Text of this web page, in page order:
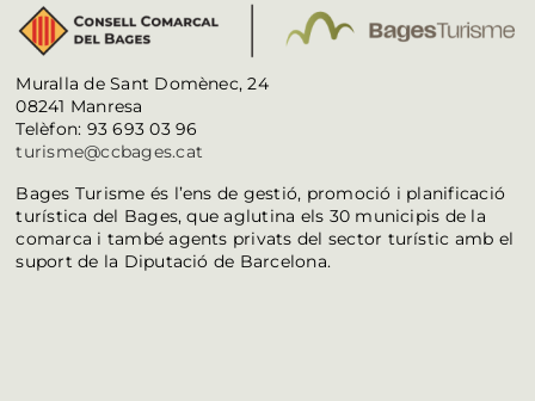
Muralla de Sant Domènec, 24
08241 Manresa
Telèfon: 93 693 03 96
turisme@ccbages.cat
Bages Turisme és l’ens de gestió, promoció i planificació
turística del Bages, que aglutina els 30 municipis de la
comarca i també agents privats del sector turístic amb el
suport de la Diputació de Barcelona.